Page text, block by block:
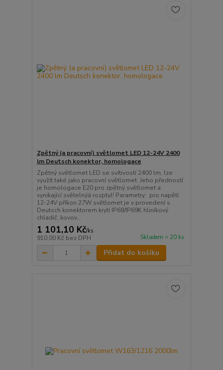
Zpětný (a pracovní) světlomet LED 12-24V 2400
lm Deutsch konektor, homologace
Zpětný světlomet LED se svítivostí 2400 lm, lze
využít také jako pracovní světlomet. Jeho předností
je homologace E20 pro zpětný světlomet a
vynikající světelnýá rozptyl! Parametry: pro napětí
12-24V příkon 27W světlomet je v provedení s
Deutsch konektorem krytí IP68/IP69K hliníkový
chladič, kovov...
1 101,10 Kč/ks
910,00 Kč bez DPH Skladem > 20 ks
Přidat do košíku